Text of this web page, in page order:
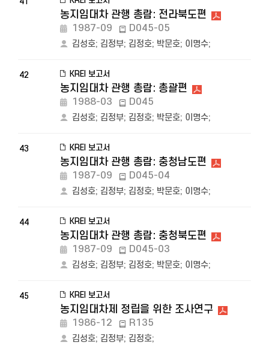
농지임대차 관행 총람: 전라북도편
1987-09 D045-05
김성호; 김정부; 김정호; 박문호; 이명수;
42 KREI 보고서
농지임대차 관행 총람: 총괄편
1988-03 D045
김성호; 김정부; 김정호; 박문호; 이명수;
43 KREI 보고서
농지임대차 관행 총람: 충청남도편
1987-09 D045-04
김성호; 김정부; 김정호; 박문호; 이명수;
44 KREI 보고서
농지임대차 관행 총람: 충청북도편
1987-09 D045-03
김성호; 김정부; 김정호; 박문호; 이명수;
45 KREI 보고서
농지임대차제 정립을 위한 조사연구
1986-12 R135
김성호; 김정부; 김정호;